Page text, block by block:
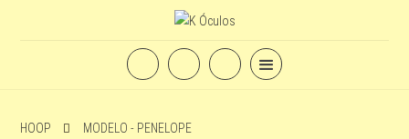
HOOP MODELO - PENELOPE